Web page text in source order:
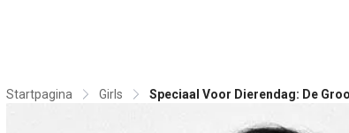
Startpagina Girls Speciaal Voor Dierendag: De